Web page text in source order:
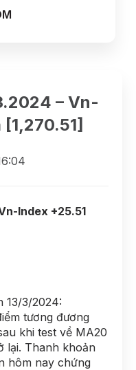
– Vn-
Index +25.51
13/3/2024:
tương đương
khi test về MA20
lại. Thanh khoản
hôm nay chứng